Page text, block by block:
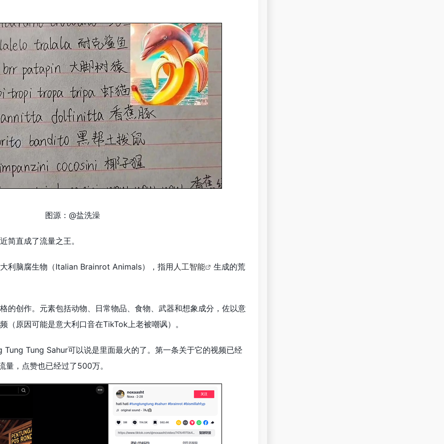
图源：@盐洗澡
简直成了流量之王。
利脑腐生物（Italian Brainrot Animals），指用 人工智能 生成的荒
的创作。元素包括动物、日常物品、食物、武器和想象成分，佐以意
（原因可能是意大利口音在TikTok上老被嘲讽）。
Tung Sahur可以说是里面最火的了。第一条关于它的视频已经
，点赞也已经过了500万。